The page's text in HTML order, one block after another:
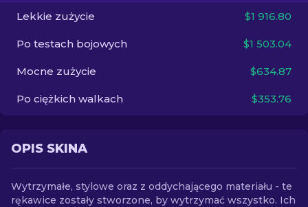
Lekkie zużycie $1 916.80
Po testach bojowych $1 503.04
Mocne zużycie $634.87
Po ciężkich walkach $353.76
OPIS SKINA
Wytrzymałe, stylowe oraz z oddychającego materiału - te
rękawice zostały stworzone, by wytrzymać wszystko. Ich